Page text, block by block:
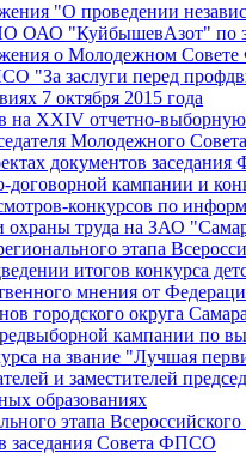
"О проведении
ОАО "КуйбышевАзот" по
о Молодежном Совете
"За заслуги перед
7 октября 2015 года
на XXIV отчетно-
Молодежного
документов
договорной кампании и
конкурсов по
охраны труда на ЗАО
этапа
итогов конкурса
мнения от
городского округа
кампании по
на звание "Лучшая
и заместителей
образованиях
этапа
заседания Совета ФПСО